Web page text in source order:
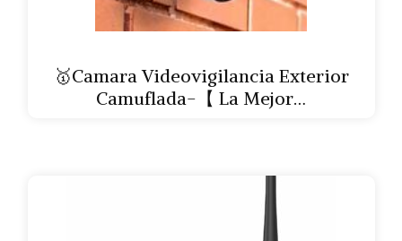
🥇Camara Videovigilancia Exterior
Camuflada-【 La Mejor…